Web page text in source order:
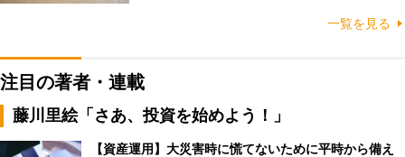
一覧を見る
注目の著者・連載
藤川里絵「さあ、投資を始めよう！」
【資産運用】大災害時に慌てないために平時から備え